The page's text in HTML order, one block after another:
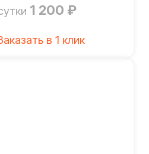
1 200 ₽
в 1 клик